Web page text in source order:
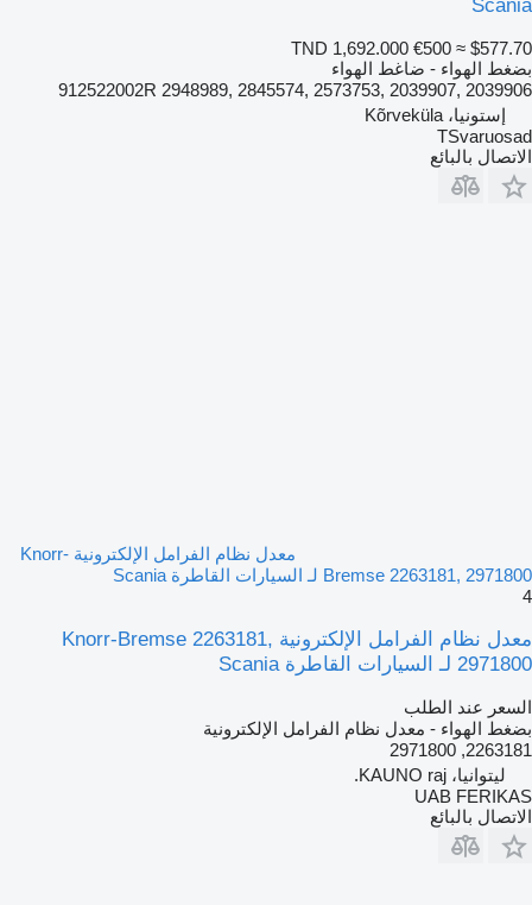
Scania
TND 1,692.000 €500 ≈ $577.70
بضغط الهواء - ضاغط الهواء
912522002R 2948989, 2845574, 2573753, 2039907, 2039906
إستونيا، Kõrveküla
TSvaruosad
الاتصال بالبائع
معدل نظام الفرامل الإلكترونية Knorr-
Bremse 2263181, 2971800 لـ السيارات القاطرة Scania
4
معدل نظام الفرامل الإلكترونية Knorr-Bremse 2263181,
2971800 لـ السيارات القاطرة Scania
السعر عند الطلب
بضغط الهواء - معدل نظام الفرامل الإلكترونية
2263181, 2971800
ليتوانيا، KAUNO raj.
UAB FERIKAS
الاتصال بالبائع